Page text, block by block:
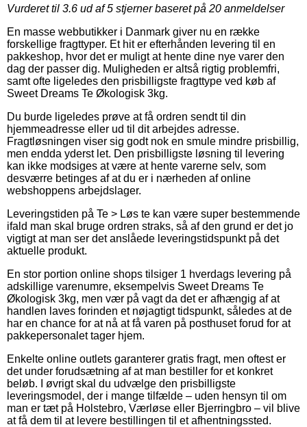
Vurderet til 3.6 ud af 5 stjerner baseret på 20 anmeldelser
En masse webbutikker i Danmark giver nu en række
forskellige fragttyper. Et hit er efterhånden levering til en
pakkeshop, hvor det er muligt at hente dine nye varer den
dag der passer dig. Muligheden er altså rigtig problemfri,
samt ofte ligeledes den prisbilligste fragttype ved køb af
Sweet Dreams Te Økologisk 3kg.
Du burde ligeledes prøve at få ordren sendt til din
hjemmeadresse eller ud til dit arbejdes adresse.
Fragtløsningen viser sig godt nok en smule mindre prisbillig,
men endda yderst let. Den prisbilligste løsning til levering
kan ikke modsiges at være at hente varerne selv, som
desværre betinges af at du er i nærheden af online
webshoppens arbejdslager.
Leveringstiden på Te > Løs te kan være super bestemmende
ifald man skal bruge ordren straks, så af den grund er det jo
vigtigt at man ser det anslåede leveringstidspunkt på det
aktuelle produkt.
En stor portion online shops tilsiger 1 hverdags levering på
adskillige varenumre, eksempelvis Sweet Dreams Te
Økologisk 3kg, men vær på vagt da det er afhængig af at
handlen laves forinden et nøjagtigt tidspunkt, således at de
har en chance for at nå at få varen på posthuset forud for at
pakkepersonalet tager hjem.
Enkelte online outlets garanterer gratis fragt, men oftest er
det under forudsætning af at man bestiller for et konkret
beløb. I øvrigt skal du udvælge den prisbilligste
leveringsmodel, der i mange tilfælde – uden hensyn til om
man er tæt på Holstebro, Værløse eller Bjerringbro – vil blive
at få dem til at levere bestillingen til et afhentningssted.